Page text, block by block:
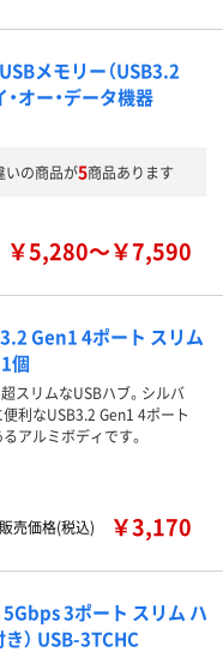
メモリー（USB3.2
オー・データ機器
いの商品が5商品あります
￥5,280～￥7,590
Gen1 4ポート スリム
個
スリムなUSBハブ。シルバ
利なUSB3.2 Gen1 4ポート
アルミボディです。
販売価格(税込)
￥3,170
3ポート スリム ハ
） USB-3TCHC